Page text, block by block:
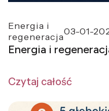
Energia i
regeneracja03-01-
Energia i
Czytaj całość